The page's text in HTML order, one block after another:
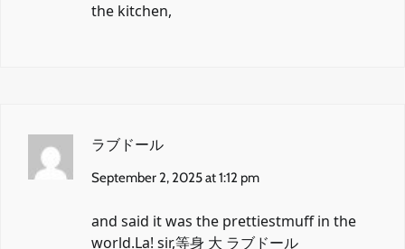
the kitchen,
ラブドール
September 2, 2025 at 1:12 pm
and said it was the prettiestmuff in the
world.La! sir,等身 大 ラブドール